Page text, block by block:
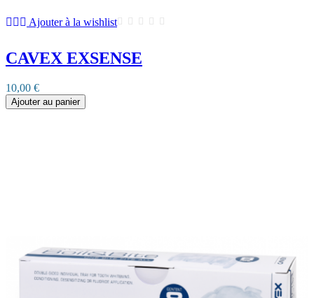
Ajouter à la wishlist
CAVEX EXSENSE
10,00 €
Ajouter au panier